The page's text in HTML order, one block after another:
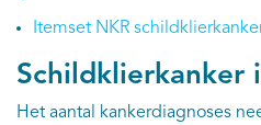
Itemset NKR
Schildklierkanker
Het aantal kankerdiagnoses